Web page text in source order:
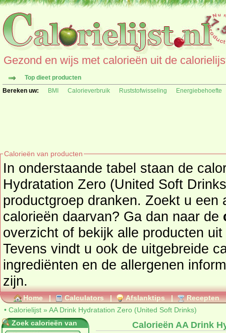
Gezond en wijs met calorieën uit de
Top dieet producten
Bereken uw:
BMI Calorieverbruik Ruststofwisseling Energiebehoefte
Calorieën van producten
In onderstaande tabel staan de
Hydratation Zero (United Soft
productgroep dranken. Zoekt u een ander product en de
calorieën daarvan? Ga dan naar de
overzicht of bekijk alle
Tevens vindt u ook de uitgebreide
ingrediënten en de allergenen
zijn.
Home | Calculators | Afslanktips | Recepten
• Calorielijst » AA Drink Hydratation Zero (United Soft Drinks)
Zoek calorieën van
Calorieën AA Drink